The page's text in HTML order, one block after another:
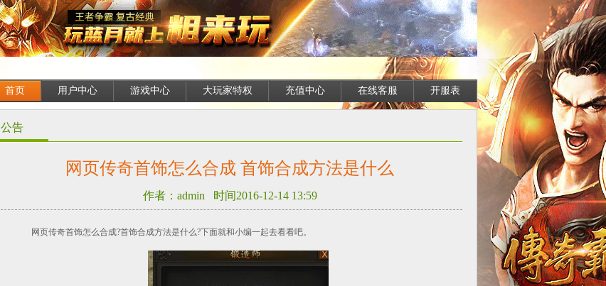
首页 用户中心 游戏中心 大玩家特权 充值中心 在线客服 开服表
公告
网页传奇首饰怎么合成 首饰合成方法是什么
作者：admin 时间2016-12-14 13:59
网页传奇首饰怎么合成?首饰合成方法是什么?下面就和小编一起去看看吧。